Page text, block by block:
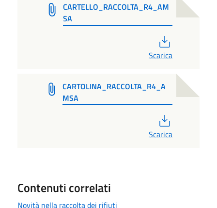
CARTELLO_RACCOLTA_R4_AM
SA
Scarica
CARTOLINA_RACCOLTA_R4_A
MSA
Scarica
Contenuti correlati
Novità nella raccolta dei rifiuti